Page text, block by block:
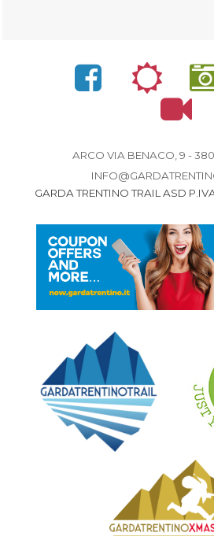
ARCO VIA BENACO, 9 -
GARDA TRENTINO TRAIL ASD